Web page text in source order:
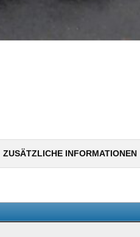
ZUSÄTZLICHE INFORMATIONEN